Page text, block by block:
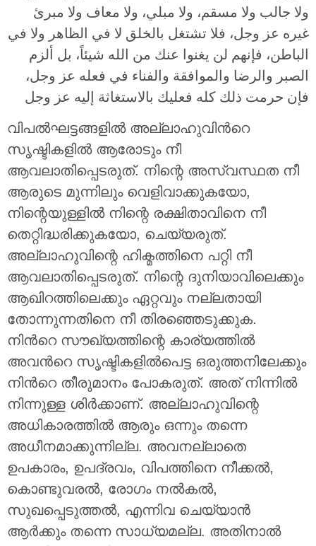
ولا جالب ولا مسقم، ولا مبلي، ولا معاف ولا مبرئ
غيره عز وجل، فلا تشتغل بالخلق لا في الظاهر ولا في
الباطن، فإنهم لن يغنوا عنك من الله شيئاً، بل ألزم
الصبر والرضا والموافقة والفناء في فعله عز وجل،
فإن حرمت ذلك كله فعليك بالاستغاثة إليه عز وجل
വിപല്‍ഘട്ടങ്ങളില്‍ അല്ലാഹുവിന്‍റെ
സൃഷ്ടികളില്‍ ആരോടും നീ
ആവലാതിപ്പെടരുത്. നിന്റെ അസ്വസ്ഥത നീ
ആരുടെ മുന്നിലും വെളിവാക്കുകയോ,
നിന്റെയുള്ളില്‍ നിന്റെ രക്ഷിതാവിനെ നീ
തെറ്റിദ്ധരിക്കുകയോ, ചെയ്യരുത്.
അല്ലാഹുവിന്റെ ഹിക്മത്തിനെ പറ്റി നീ
ആവലാതിപ്പെടരുത്. നിന്റെ ദുനിയാവിലെക്കും
ആഖിറത്തിലെക്കും ഏറ്റവും നല്ലതായി
തോന്നുന്നതിനെ നീ തിരഞ്ഞെടുക്കുക.
നിന്‍റെ സൗഖ്യത്തിന്റെ കാര്യത്തില്‍
അവന്‍റെ സൃഷ്ടികളില്‍പെട്ട ഒരുത്തനിലേക്കും
നിന്‍റെ തീരുമാനം പോകരുത്. അത് നിന്നില്‍
നിന്നുള്ള ശിര്‍ക്കാണ്. അല്ലാഹുവിന്റെ
അധികാരത്തില്‍ ആരും ഒന്നും തന്നെ
അധീനമാക്കുന്നില്ല. അവനല്ലാതെ
ഉപകാരം, ഉപദ്രവം, വിപത്തിനെ നീക്കല്‍,
കൊണ്ടുവരല്‍, രോഗം നല്‍കല്‍,
സുഖപ്പെടുത്തല്‍, എന്നിവ ചെയ്യാന്‍
ആര്‍ക്കും തന്നെ സാധ്യമല്ല. അതിനാല്‍